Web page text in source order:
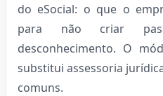
do eSocial: o que o
para não criar
desconhecimento. O
substitui assessoria
comuns.